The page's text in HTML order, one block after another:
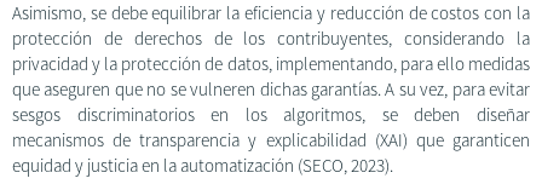
Asimismo, se debe equilibrar la eficiencia y reducción de costos con la
protección de derechos de los contribuyentes, considerando la
privacidad y la protección de datos, implementando, para ello medidas
que aseguren que no se vulneren dichas garantías. A su vez, para evitar
sesgos discriminatorios en los algoritmos, se deben diseñar
mecanismos de transparencia y explicabilidad (XAI) que garanticen
equidad y justicia en la automatización (SECO, 2023).